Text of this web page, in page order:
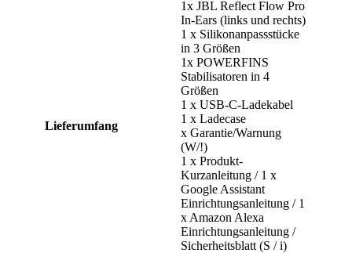
Lieferumfang
1x JBL Reflect Flow Pro
In-Ears (links und rechts)
1 x Silikonanpassstücke
in 3 Größen
1x POWERFINS
Stabilisatoren in 4
Größen
1 x USB-C-Ladekabel
1 x Ladecase
x Garantie/Warnung
(W/!)
1 x Produkt-
Kurzanleitung / 1 x
Google Assistant
Einrichtungsanleitung / 1
x Amazon Alexa
Einrichtungsanleitung /
Sicherheitsblatt (S / i)